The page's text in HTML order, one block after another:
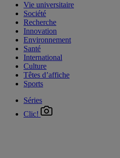
Vie universitaire
Société
Recherche
Innovation
Environnement
Santé
International
Culture
Têtes d’affiche
Sports
Séries
Clic!